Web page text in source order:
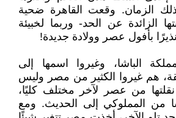
الزمان. وقعت القاهرة ضحية
الزائدة عن الحد- وربما لخبيئة
بأفول عصر وولادة جديدة!
الباشا، وغيروا اسمها إلى
هم غيروا الكثير من مصر وليس
من عصر لآخر مختلف كليًا،
من المملوكي إلى الحديث. ومع